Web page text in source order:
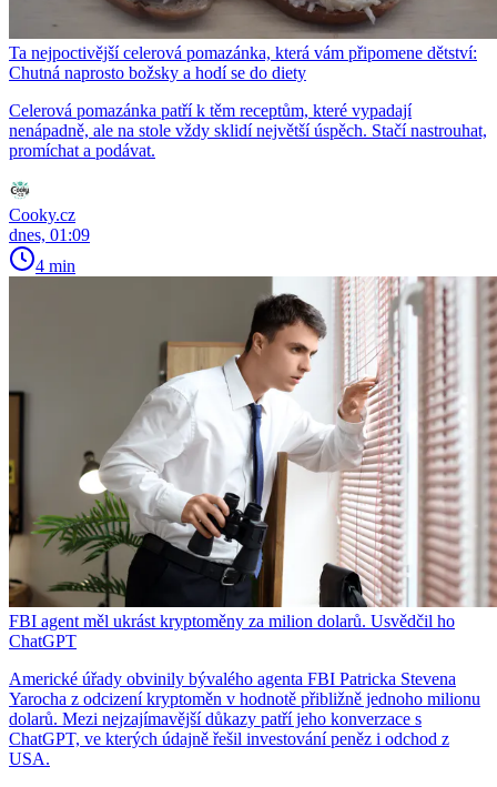
Ta nejpoctivější celerová pomazánka, která vám připomene dětství:
Chutná naprosto božsky a hodí se do diety
Celerová pomazánka patří k těm receptům, které vypadají
nenápadně, ale na stole vždy sklidí největší úspěch. Stačí nastrouhat,
promíchat a podávat.
Cooky.cz
dnes, 01:09
4 min
FBI agent měl ukrást kryptoměny za milion dolarů. Usvědčil ho
ChatGPT
Americké úřady obvinily bývalého agenta FBI Patricka Stevena
Yarocha z odcizení kryptoměn v hodnotě přibližně jednoho milionu
dolarů. Mezi nejzajímavější důkazy patří jeho konverzace s
ChatGPT, ve kterých údajně řešil investování peněz i odchod z
USA.